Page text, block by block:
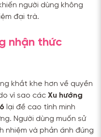
người dùng không
đại trà.
nhận thức
khắt khe hơn về quyền
vì sao các Xu hướng
lại đề cao tính minh
Người dùng muốn sử
nhiệm và phản ánh đúng